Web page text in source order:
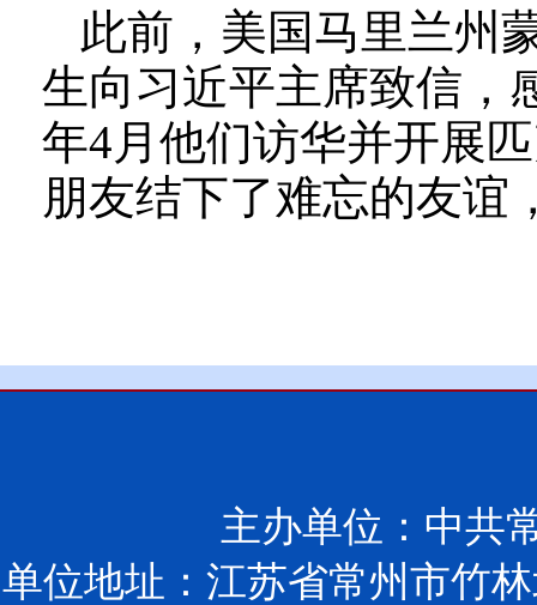
此前，美国马里兰州
生向习近平主席致信，
年4月他们访华并开展
朋友结下了难忘的友谊
主办单位：中共
单位地址：江苏省常州市竹